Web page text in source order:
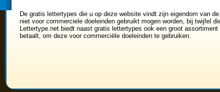
De gratis lettertypes die u op deze website vindt zijn eigendom van
niet voor commerciele doeleinden gebruikt mogen worden, bij twijfel
Lettertype.net biedt naast gratis lettertypes ook een groot
betaalt, om deze voor commerciële doeleinden te gebruiken.